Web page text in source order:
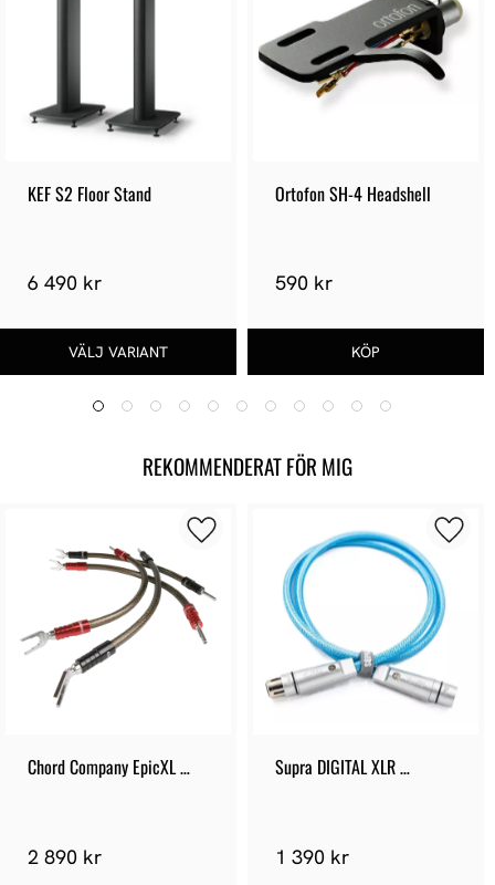
KEF S2 Floor Stand
6 490 kr
Ortofon SH-4 Headshell
590 kr
REKOMMENDERAT FÖR MIG
Chord Company EpicXL
2 890 kr
Supra DIGITAL XLR
1 390 kr